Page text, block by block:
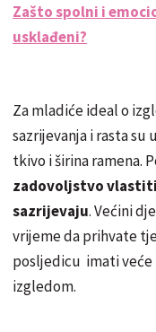
Zašto spolni i
usklađeni?
Za mladiće ideal o
sazrijevanja i rasta su
tkivo i širina ramena.
zadovoljstvo
sazrijevaju. Većini
vrijeme da prihvate
posljedicu imati
izgledom.